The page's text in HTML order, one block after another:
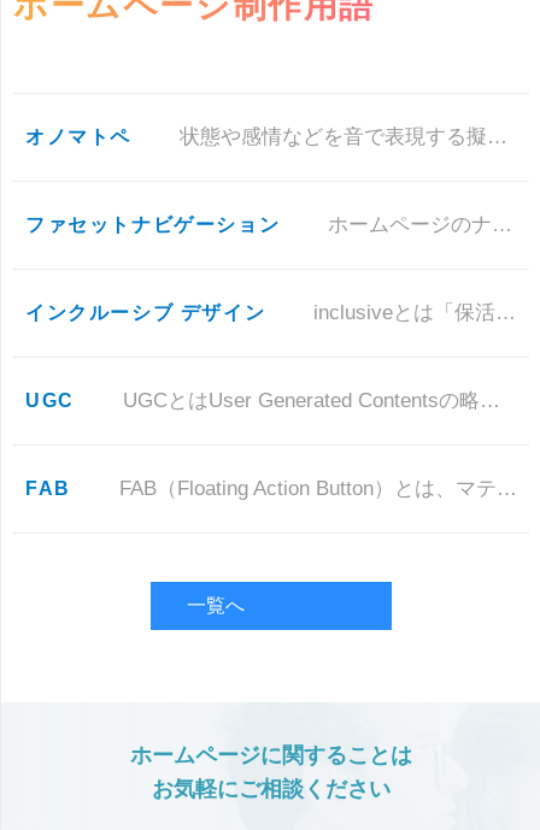
オノマトペ 状態や感情などを音で表現する擬態語のことです。 ざっくり、ほっこり、もっちり、トロトロ、ドキドキ、など。 広
ファセットナビゲーション ホームページのナビゲーションの一種で、主にECサイトなどに用いられます。 例えば「車」を選ぶと、「色」「価格」「乗車人
インクルーシブ デザイン inclusiveとは「保活的、含む」という意味で、年齢（子供、老人）、人種など、ターゲットから除外されていた人々をサー
UGC UGCとはUser Generated Contentsの略で、ユーザーによって成りっ立っているコンテンツ、サービスのこ
FAB FAB（Floating Action Button）とは、マテリアルデザインのコンセプトをもとにデザインされたボタンの
一覧へ
ホームページに関することは
お気軽にご相談ください